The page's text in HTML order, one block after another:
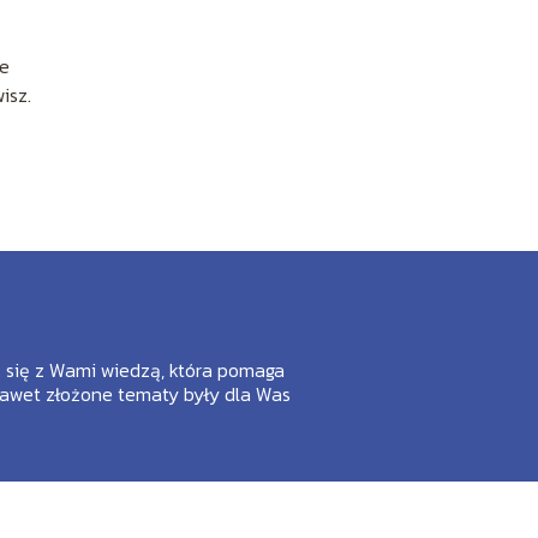
z Wami wiedzą, która pomaga
złożone tematy były dla Was